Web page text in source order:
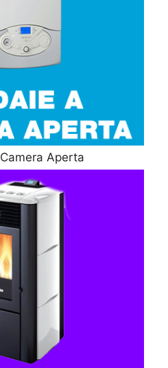
Aperta